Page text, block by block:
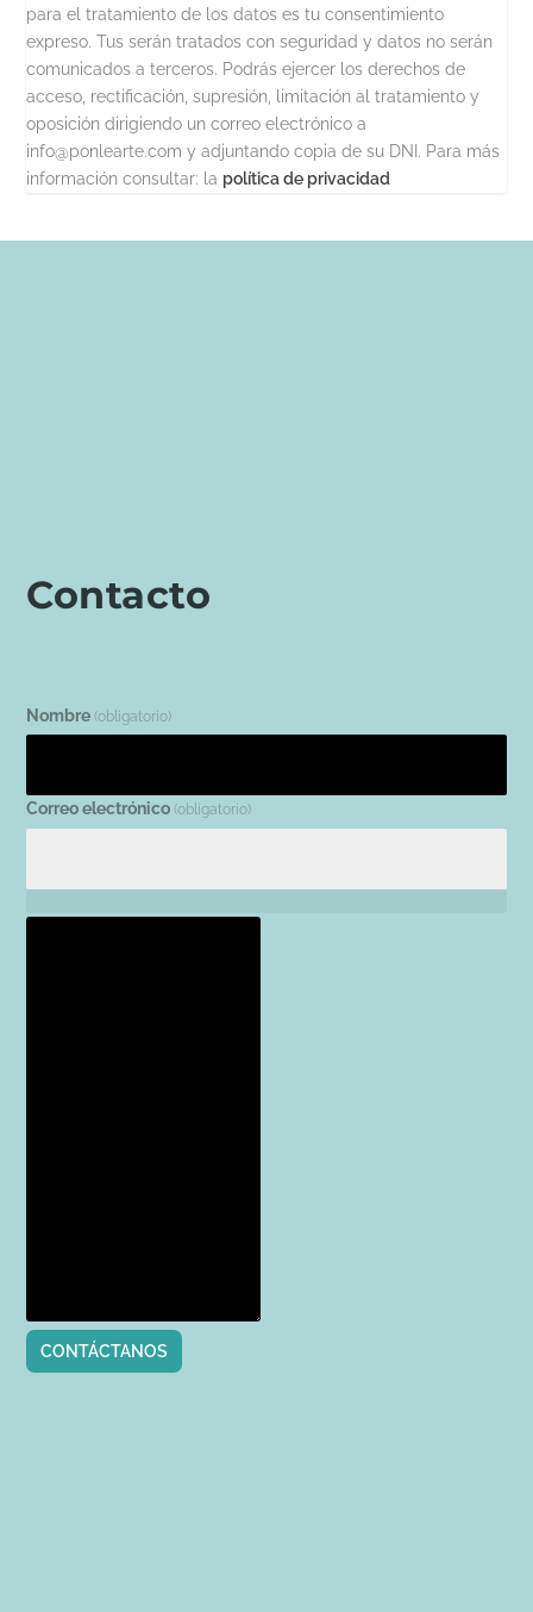
para el tratamiento de los datos es tu consentimiento
expreso. Tus serán tratados con seguridad y datos no serán
comunicados a terceros. Podrás ejercer los derechos de
acceso, rectificación, supresión, limitación al tratamiento y
oposición dirigiendo un correo electrónico a
info@ponlearte.com y adjuntando copia de su DNI. Para más
información consultar: la política de privacidad
Contacto
Nombre (obligatorio)
Correo electrónico (obligatorio)
CONTÁCTANOS